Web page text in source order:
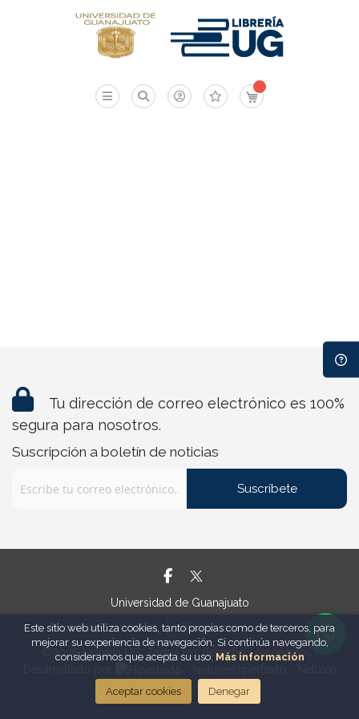
Mi carrito
Tu dirección de correo electrónico es 100%
segura para nosotros.
Suscripción a boletín de noticias
Suscríbete
Universidad de Guanajuato
Aviso de privacidad
Términos y condiciones
©2026 Librería UG. Todos los derechos reservados |
Este sitio web utiliza cookies, tanto propias como de terceros, para
mejorar su experiencia de navegación. Si continúa navegando,
consideramos que acepta su uso. Más información
Aceptar cookies Denegar